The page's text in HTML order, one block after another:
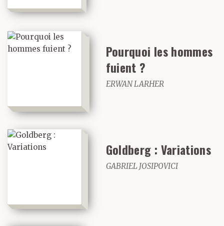
Pourquoi les hommes
fuient ?
ERWAN LARHER
Goldberg : Variations
GABRIEL JOSIPOVICI